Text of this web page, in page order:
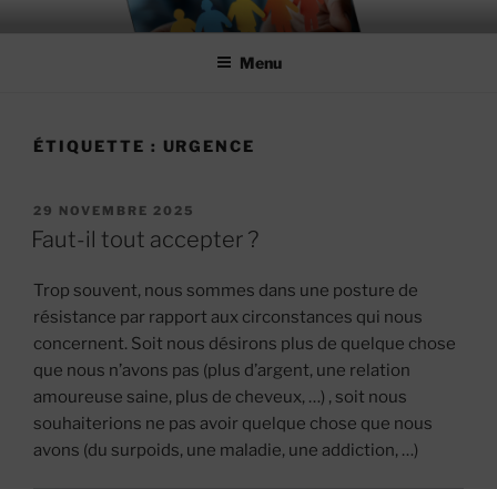
au
MIEUX RÉUSSIR ENSEMBLE
#MieuxRéussirEnsemble
Menu
ÉTIQUETTE : URGENCE
PUBLIÉ
LE
29 NOVEMBRE 2025
Faut-il tout accepter ?
Trop souvent, nous sommes dans une posture de
résistance par rapport aux circonstances qui nous
concernent. Soit nous désirons plus de quelque chose
que nous n’avons pas (plus d’argent, une relation
amoureuse saine, plus de cheveux, …) , soit nous
souhaiterions ne pas avoir quelque chose que nous
avons (du surpoids, une maladie, une addiction, …)